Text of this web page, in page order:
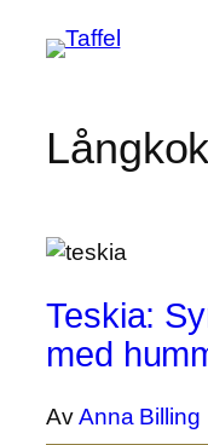
Teskia:
med
AvAnna Billing